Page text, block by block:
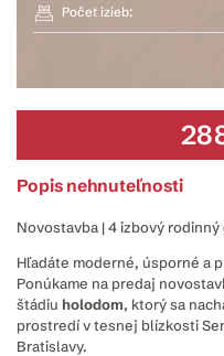
Počet izieb:
Popis nehnuteľnosti
Novostavba | 4 izbový
Hľadáte moderné, úsporné a
Ponúkame na predaj
štádiu holodom, ktorý sa
prostredí v tesnej blízkosti
Bratislavy.